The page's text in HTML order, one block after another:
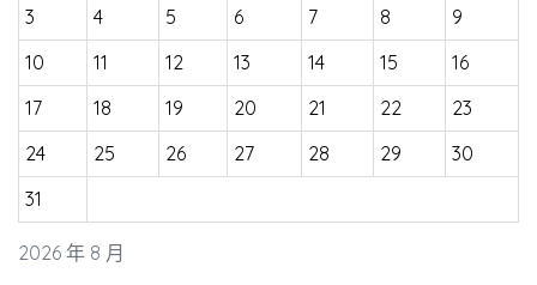
2026 年 8 月
3
4 5 6 7 8
9
10
11 12 13 14 15
16
17
18 19 20 21 22
23
24
25 26 27 28 29
30
31